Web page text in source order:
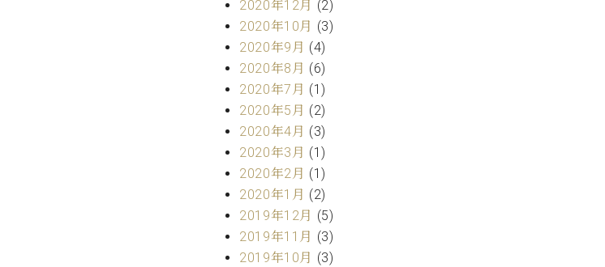
2020年12月 (2)
2020年10月 (3)
2020年9月 (4)
2020年8月 (6)
2020年7月 (1)
2020年5月 (2)
2020年4月 (3)
2020年3月 (1)
2020年2月 (1)
2020年1月 (2)
2019年12月 (5)
2019年11月 (3)
2019年10月 (3)